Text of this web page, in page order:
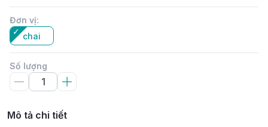
Đơn vị:
chai
Số lượng
Mô tả chi tiết